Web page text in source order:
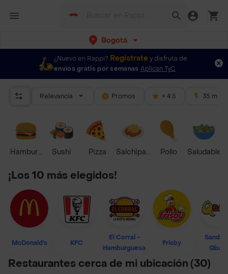
Bogotá
¿Nuevo en Rappi? Regístrate y disfruta de
envíos gratis por semanas Aplican TyC
Relevancia Promos + 4.5 35 mins
HamburguesaSushi Pizza Salchipapas Pollo Saludable
¡Los 10 más elegidos!
McDonald's KFC
El Corral -
Hamburguesa
Frisby
Restaurantes cerca de mi ubicación (30)